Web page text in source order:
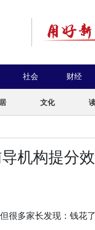
社会 财经
文化
机构提分
很多家长发现：钱花